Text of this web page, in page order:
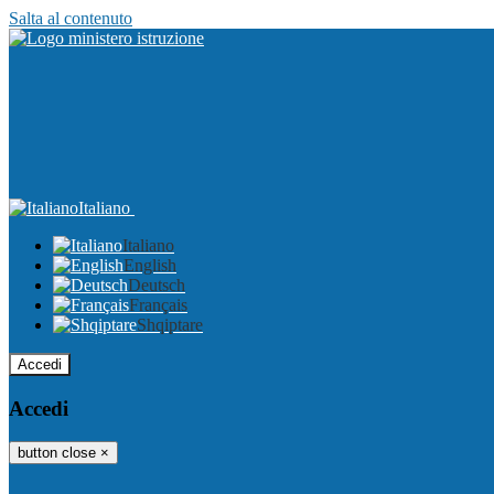
Salta al contenuto
Italiano
Italiano
English
Deutsch
Français
Shqiptare
Accedi
Accedi
button close ×